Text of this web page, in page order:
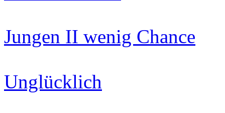
Jungen II wenig Chance
Unglücklich